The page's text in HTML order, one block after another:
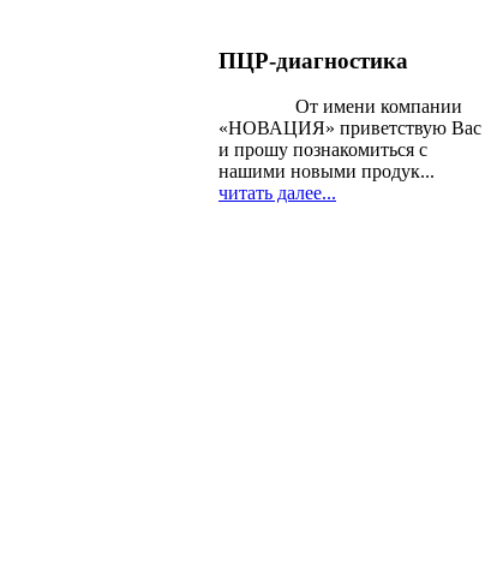
ПЦР-диагностика
От имени компании
«НОВАЦИЯ» приветствую Вас
и прошу познакомиться с
нашими новыми продук...
читать далее...